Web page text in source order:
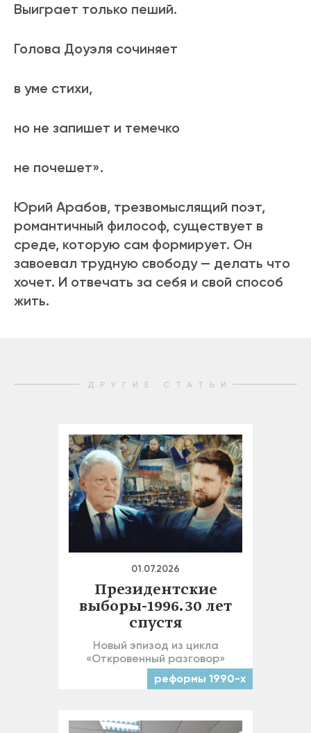
Выиграет только пеший.
Голова Доуэля сочиняет
в уме стихи,
но не запишет и темечко
не почешет».
Юрий Арабов, трезвомыслящий поэт,
романтичный философ, существует в
среде, которую сам формирует. Он
завоевал трудную свободу — делать что
хочет. И отвечать за себя и свой способ
жить.
ДРУГИЕ СТАТЬИ
01.07.2026
Президентские
выборы-1996. 30 лет
спустя
Новый эпизод из цикла
«Откровенный разговор»
реформы 1990-х